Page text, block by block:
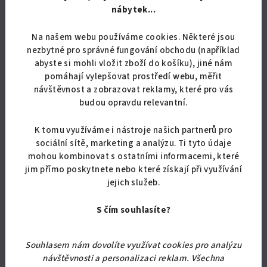
nábytek...
Na našem webu používáme cookies. Některé jsou
nezbytné pro správné fungování obchodu (například
abyste si mohli vložit zboží do košíku), jiné nám
pomáhají vylepšovat prostředí webu, měřit
návštěvnost a zobrazovat reklamy, které pro vás
budou opravdu relevantní.
K tomu využíváme i nástroje našich partnerů pro
sociální sítě, marketing a analýzu. Ti tyto údaje
mohou kombinovat s ostatními informacemi, které
jim přímo poskytnete nebo které získají při využívání
jejich služeb.
S čím souhlasíte?
Souhlasem nám dovolíte využívat cookies pro analýzu
návštěvnosti a personalizaci reklam. Všechna
Skladem
Průměrné
hodnocení
produktu
je
5,0
z
5
Detail
Věšák do předsíně o rozměru 130x76 cm (v x š). Možnost výběru
ze 4 variant